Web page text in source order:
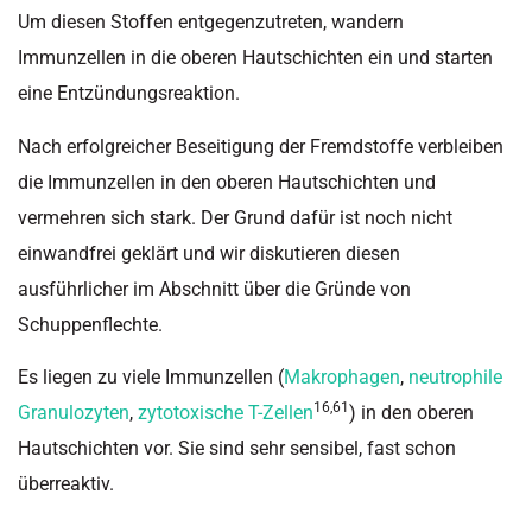
Um diesen Stoffen entgegenzutreten, wandern
Immunzellen in die oberen Hautschichten ein und starten
eine Entzündungsreaktion.
Nach erfolgreicher Beseitigung der Fremdstoffe verbleiben
die Immunzellen in den oberen Hautschichten und
vermehren sich stark. Der Grund dafür ist noch nicht
einwandfrei geklärt und wir diskutieren diesen
ausführlicher im Abschnitt über die Gründe von
Schuppenflechte.
Es liegen zu viele Immunzellen (Makrophagen, neutrophile
Granulozyten, zytotoxische T-Zellen16,61 ) in den oberen
Hautschichten vor. Sie sind sehr sensibel, fast schon
überreaktiv.